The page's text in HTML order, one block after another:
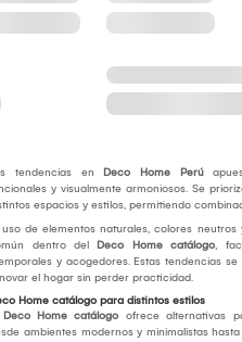
tendencias en Deco Home Perú
y visualmente armoniosos. Se
espacios y estilos, permitiendo
uso de elementos naturales, colores
dentro del
Deco Home catálogo,
y acogedores. Estas tendencias
el hogar sin perder practicidad.
Home catálogo para distintos estilos
Deco Home catálogo ofrece alternativas
ambientes modernos y minimalistas